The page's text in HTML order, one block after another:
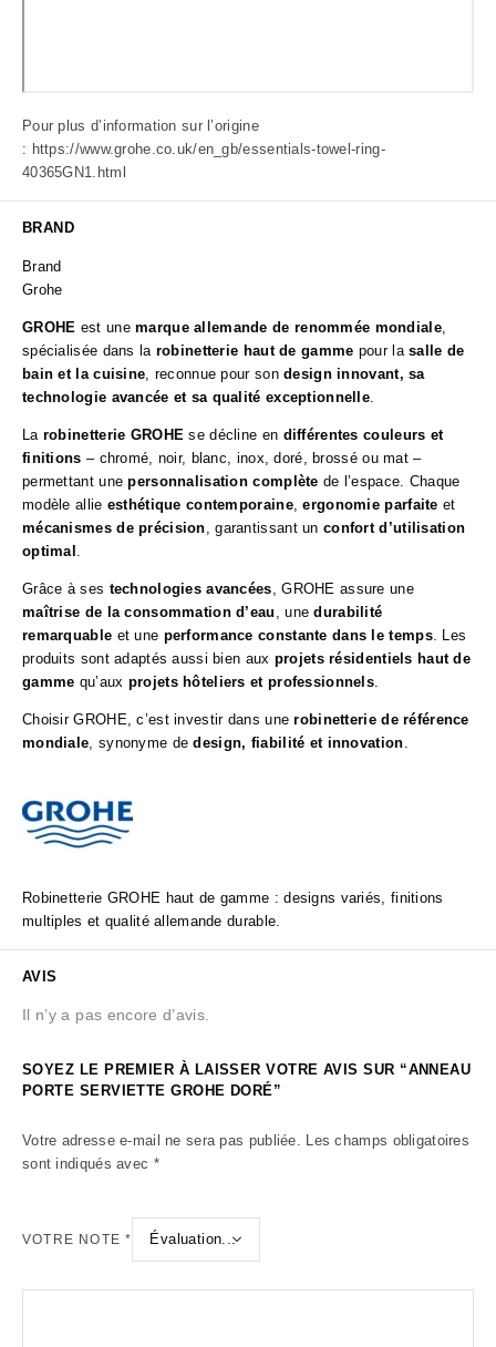
Pour plus d’information sur l’origine
: https://www.grohe.co.uk/en_gb/essentials-towel-ring-
40365GN1.html
BRAND
Brand
Grohe
GROHE est unemarque allemande de renommée mondiale,
spécialisée dans la robinetterie haut de gamme pour lasalle de
bain et la cuisine, reconnue pour sondesign innovant, sa
technologie avancée et sa qualité exceptionnelle.
La robinetterie GROHE se décline en différentes couleurs et
finitions – chromé, noir, blanc, inox, doré, brossé ou mat –
permettant unepersonnalisation complète de l’espace. Chaque
modèle allie esthétique contemporaine,ergonomie parfaite et
mécanismes de précision, garantissant un confort d’utilisation
optimal .
Grâce à ses technologies avancées, GROHE assure une
maîtrise de la consommation d’eau , unedurabilité
remarquable et une performance constante dans le temps. Les
produits sont adaptés aussi bien aux projets résidentiels haut de
gamme qu’aux projets hôteliers et professionnels.
Choisir GROHE, c’est investir dans unerobinetterie de référence
mondiale, synonyme dedesign, fiabilité et innovation.
Robinetterie GROHE haut de gamme : designs variés, finitions
multiples et qualité allemande durable.
AVIS
Il n’y a pas encore d’avis.
SOYEZ LE PREMIER À LAISSER VOTRE AVIS SUR “ANNEAU
PORTE SERVIETTE GROHE DORÉ”
Votre adresse e-mail ne sera pas publiée. Les champs obligatoires
sont indiqués avec *
VOTRE NOTE*